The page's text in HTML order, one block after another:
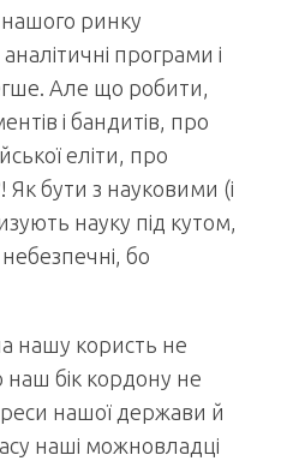
нашого ринку
програми і
Але що робити,
і бандитів, про
еліти, про
Як бути з науковими (і
науку під кутом,
бо
нашу користь не
наш бік кордону не
нашої держави й
наші можновладці